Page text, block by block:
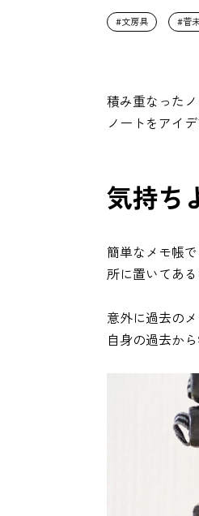
文房具 菅
積み重なった
ノートをアイ
気持ち
簡単なメモ帳
所に置いてあ
意外に過去の
自身の過去か